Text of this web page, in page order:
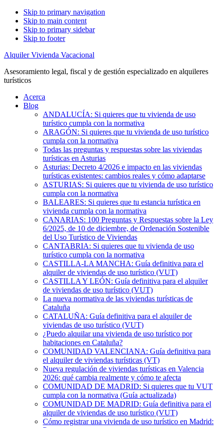
Skip to primary navigation
Skip to main content
Skip to primary sidebar
Skip to footer
Alquiler Vivienda Vacacional
Asesoramiento legal, fiscal y de gestión especializado en alquileres
turísticos
Acerca
Blog
ANDALUCÍA: Si quieres que tu vivienda de uso
turístico cumpla con la normativa
ARAGÓN: Si quieres que tu vivienda de uso turístico
cumpla con la normativa
Todas las preguntas y respuestas sobre las viviendas
turísticas en Asturias
Asturias: Decreto 4/2026 e impacto en las viviendas
turísticas existentes: cambios reales y cómo adaptarse
ASTURIAS: Si quieres que tu vivienda de uso turístico
cumpla con la normativa
BALEARES: Si quieres que tu estancia turística en
vivienda cumpla con la normativa
CANARIAS: 100 Preguntas y Respuestas sobre la Ley
6/2025, de 10 de diciembre, de Ordenación Sostenible
del Uso Turístico de Viviendas
CANTABRIA: Si quieres que tu vivienda de uso
turístico cumpla con la normativa
CASTILLA-LA MANCHA: Guía definitiva para el
alquiler de viviendas de uso turístico (VUT)
CASTILLA Y LEÓN: Guía definitiva para el alquiler
de viviendas de uso turístico (VUT)
La nueva normativa de las viviendas turísticas de
Cataluña
CATALUÑA: Guía definitiva para el alquiler de
viviendas de uso turístico (VUT)
¿Puedo alquilar una vivienda de uso turístico por
habitaciones en Cataluña?
COMUNIDAD VALENCIANA: Guía definitiva para
el alquiler de viviendas turísticas (VT)
Nueva regulación de viviendas turísticas en Valencia
2026: qué cambia realmente y cómo te afecta
COMUNIDAD DE MADRID: Si quieres que tu VUT
cumpla con la normativa (Guía actualizada)
COMUNIDAD DE MADRID: Guía definitiva para el
alquiler de viviendas de uso turístico (VUT)
Cómo registrar una vivienda de uso turístico en Madrid: